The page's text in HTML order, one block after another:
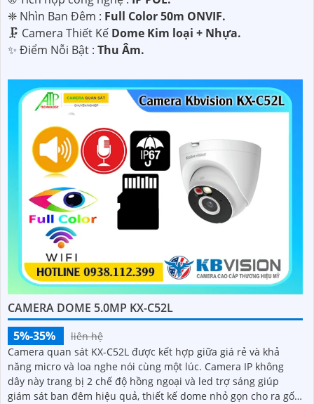
❈ Nhìn Ban Đêm : Full Color 50m ONVIF.
🗜️ Camera Thiết Kế Dome Kim loại + Nhựa.
️✨ Điểm Nỗi Bật : Thu Âm.
CAMERA DOME 5.0MP KX-C52L
5%-35%
liên hệ
Camera quan sát KX-C52L được kết hợp giữa giá rẻ và khả
năng micro và loa nghe nói cùng một lúc. Camera IP không
dây này trang bị 2 chế độ hồng ngoại và led trợ sáng giúp
giám sát ban đêm hiệu quả, thiết kế dome nhỏ gọn cho ra gốc